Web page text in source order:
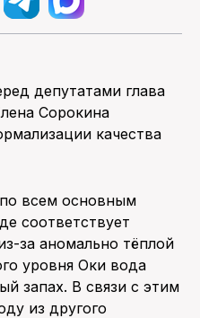
депутатами глава
Сорокина
качества
всем основным
соответствует
за аномально тёплой
уровня Оки вода
запах. В связи с этим
из другого